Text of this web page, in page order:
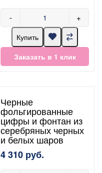
- +
Купить
Заказать в 1 клик
Черные
фольгированные
цифры и фонтан из
серебряных черных
и белых шаров
4 310 руб.